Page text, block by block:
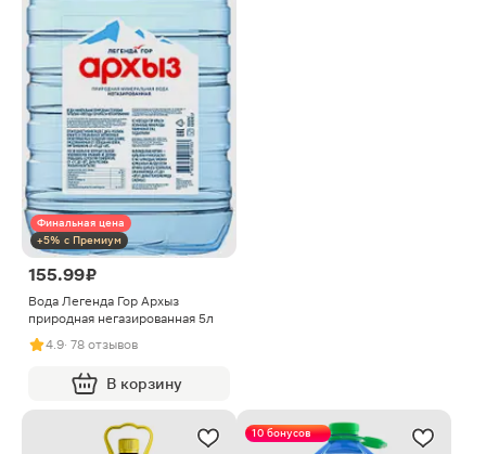
Финальная цена
+5% с Премиум
155.99 ₽
Вода Легенда Гор Архыз
природная негазированная 5л
4.9· 78 отзывов
В корзину
10 бонусов